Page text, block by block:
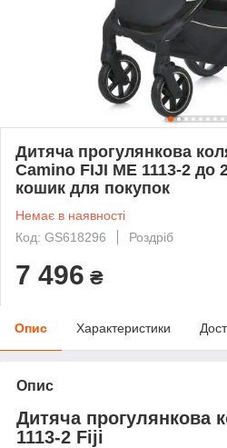
Дитяча прогулянкова
Camino FIJI ME 1113-2 до
кошик для покупок
Немає в наявності
Код: GS618296
Роздріб
7 496 ₴
Опис Характеристики
Опис
Дитяча прогулянкова
1113-2 Fiji